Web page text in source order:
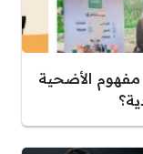
الأضحية